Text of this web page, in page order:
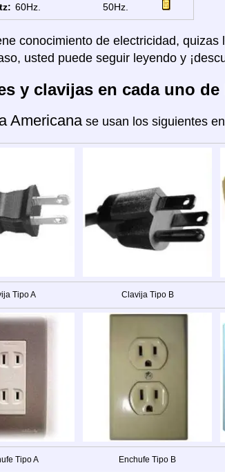
60Hz. 50Hz.
conocimiento de electricidad,
usted puede seguir leyendo y
y clavijas en cada uno
Americana se usan los siguientes
Tipo A Clavija Tipo B
Tipo A Enchufe Tipo B